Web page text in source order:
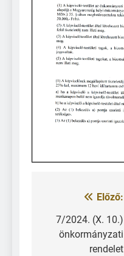
Előző:
7/2024. (X. 10.)
önkormányzati
rendelet